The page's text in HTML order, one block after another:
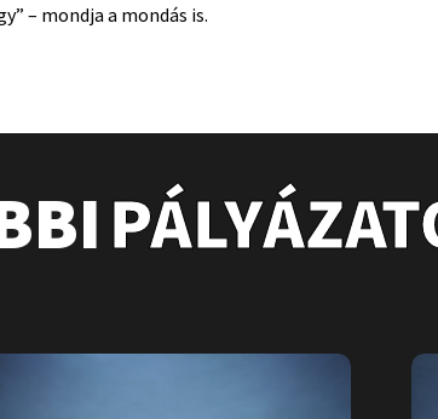
– mondja a mondás is.